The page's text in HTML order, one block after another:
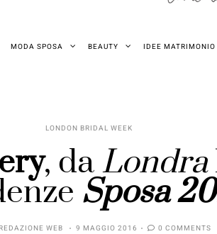
MODA SPOSA BEAUTY IDEE MATRIMONIO
LONDON BRIDAL WEEK
, daLondra
Sposa
REDAZIONE WEB 9 MAGGIO 2016 0 COMMENTS